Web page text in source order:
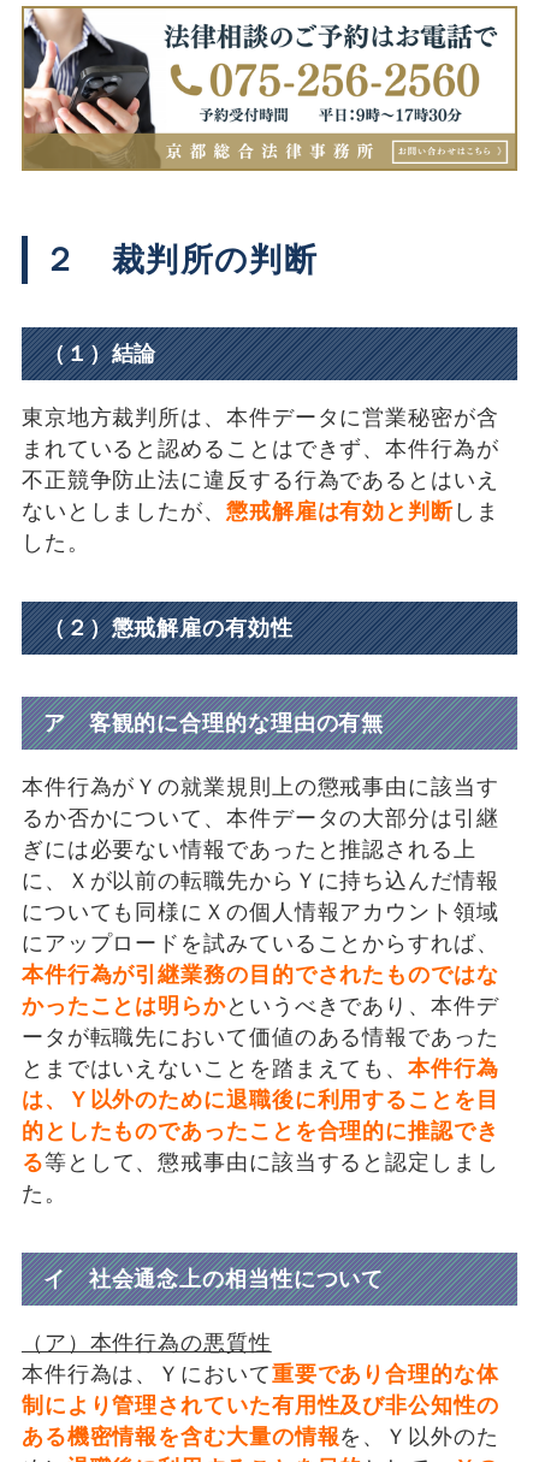
２ 裁判所の判断
（１）結論
東京地方裁判所は、本件データに営業秘密が含
まれていると認めることはできず、本件行為が
不正競争防止法に違反する行為であるとはいえ
ないとしましたが、 懲戒解雇は有効と判断しま
した。
（２）懲戒解雇の有効性
ア 客観的に合理的な理由の有無
本件行為がＹの就業規則上の懲戒事由に該当す
るか否かについて、本件データの大部分は引継
ぎには必要ない情報であったと推認される上
に、Ｘが以前の転職先からＹに持ち込んだ情報
についても同様にＸの個人情報アカウント領域
にアップロードを試みていることからすれば、
本件行為が引継業務の目的でされたものではな
かったことは明らかというべきであり、本件デ
ータが転職先において価値のある情報であった
とまではいえないことを踏まえても、本件行為
は、Ｙ以外のために退職後に利用することを目
的としたものであったことを合理的に推認でき
る等として、懲戒事由に該当すると認定しまし
た。
イ 社会通念上の相当性について
（ア）本件行為の悪質性
本件行為は、Ｙにおいて重要であり合理的な体
制により管理されていた有用性及び非公知性の
ある機密情報を含む大量の情報を、Ｙ以外のた